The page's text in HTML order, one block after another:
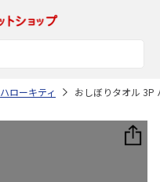
ハローキティ おしぼりタオル 3P